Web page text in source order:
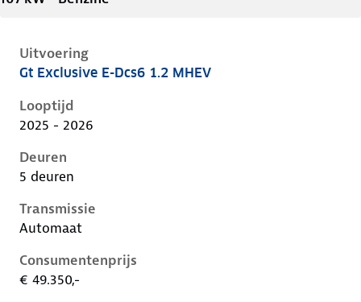
Uitvoering
Peugeot 408 i, 1.2 mhev, 107 kW, Benzine, 5 deuren
Gt Exclusive E-Dcs6 1.2 MHEV
Looptijd
2025 - 2026
Deuren
5 deuren
Transmissie
Automaat
Consumentenprijs
€ 49.350,-